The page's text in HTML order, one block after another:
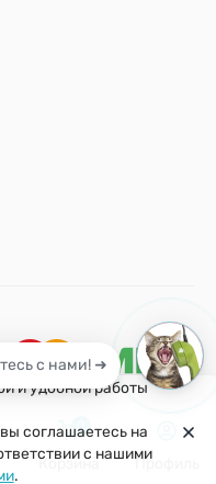
и удобной работы
соглашаетесь на
с нашими
.
0
Корзина Профиль
с нами! ➜